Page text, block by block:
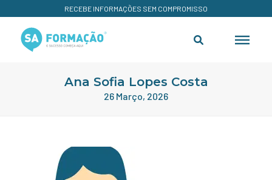
RECEBE INFORMAÇÕES SEM COMPROMISSO
Ana Sofia Lopes Costa
26 Março, 2026